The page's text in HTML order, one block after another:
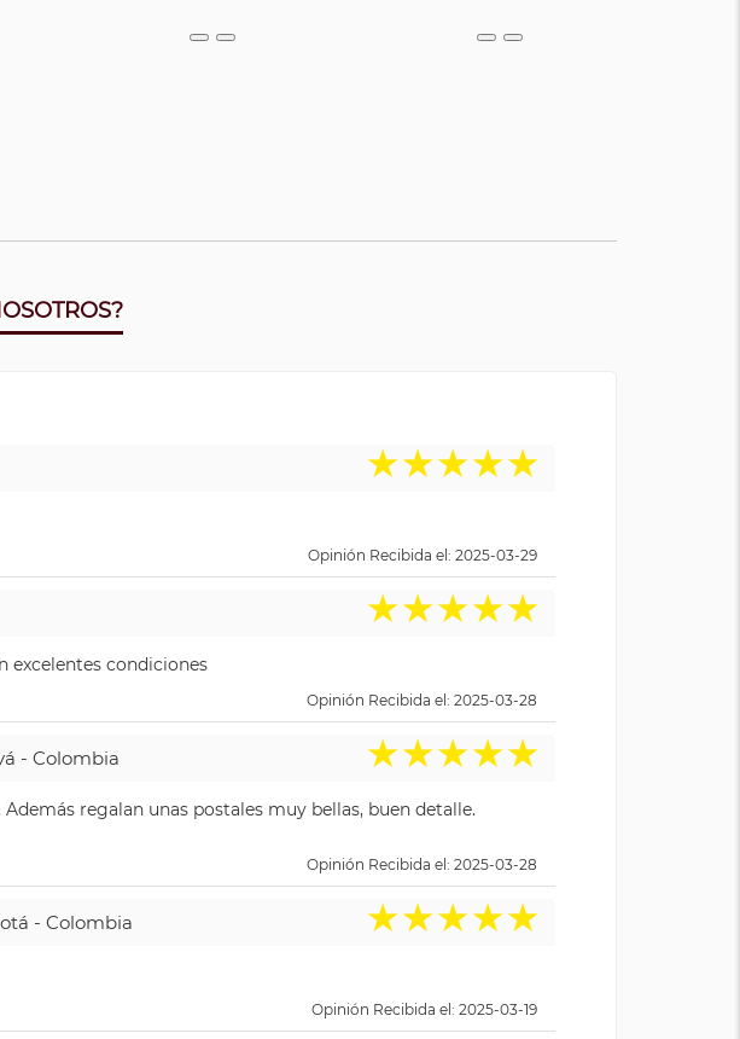
★★★★★
Opinión Recibida el: 2025-03-29
★★★★★
excelentes condiciones
Opinión Recibida el: 2025-03-28
- Colombia ★★★★★
regalan unas postales muy bellas, buen detalle.
Opinión Recibida el: 2025-03-28
- Colombia ★★★★★
Opinión Recibida el: 2025-03-19